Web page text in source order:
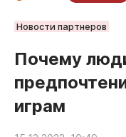
РУБРИКИ
Новости
Статьи
Народные
Новости партнеров
Почему
играм